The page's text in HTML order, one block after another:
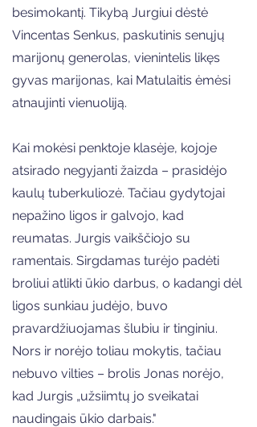
besimokantį. Tikybą Jurgiui dėstė
Vincentas Senkus, paskutinis senųjų
marijonų generolas, vienintelis likęs
gyvas marijonas, kai Matulaitis ėmėsi
atnaujinti vienuoliją.
Kai mokėsi penktoje klasėje, kojoje
atsirado negyjanti žaizda – prasidėjo
kaulų tuberkuliozė. Tačiau gydytojai
nepažino ligos ir galvojo, kad
reumatas. Jurgis vaikščiojo su
ramentais. Sirgdamas turėjo padėti
broliui atlikti ūkio darbus, o kadangi dėl
ligos sunkiau judėjo, buvo
pravardžiuojamas šlubiu ir tinginiu.
Nors ir norėjo toliau mokytis, tačiau
nebuvo vilties – brolis Jonas norėjo,
kad Jurgis „užsiimtų jo sveikatai
naudingais ūkio darbais."